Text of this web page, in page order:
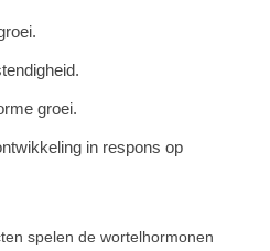
groei.
in respons op
spelen de wortelhormonen